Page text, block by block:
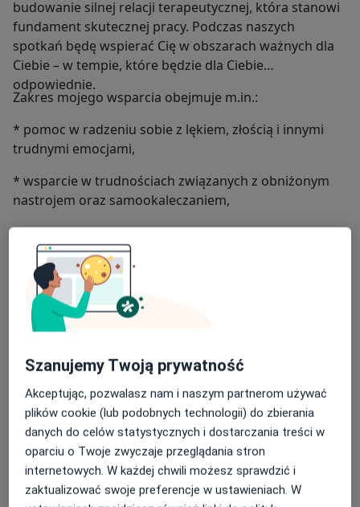
budowanie silnej relacji terapeutycznej, która stanowi
fundament skutecznej pracy. Podczas naszych
spotkań będę wspierać Cię w obszarach ważnych dla
Ciebie – w tempie, które będzie dla Ciebie
odpowiednie.
Zakres mojego wsparcia obejmuje m.in.:
* pomoc w radzeniu sobie z lękiem, złością i innymi
trudnymi emocjami,
* wsparcie w trudnościach związanych z obniżonym
nastrojem oraz samookaleczaniem,
* pracę nad relacjami i komunikacją,
* psychoedukację,
* proces poznawania i wzmacniania siebie,
* wsparcie rodziców w rozwijaniu kompetencji
Specjalizuję się w pracy nad trudnościami w relacjach
oraz w obszarze rozwoju osobistego i budowania
akceptacji siebie. W pracy korzystam z metod Dialogu
Motywującego, koncentrującego się na zasobach i
wewnętrznym potencjale klienta. Obecnie poszerzam
swoje kompetencje w ramach studiów
podyplomowych z psychotraumatologii.
Szanujemy Twoją prywatność
Akceptując, pozwalasz nam i naszym partnerom używać
plików cookie (lub podobnych technologii) do zbierania
danych do celów statystycznych i dostarczania treści w
oparciu o Twoje zwyczaje przeglądania stron
internetowych. W każdej chwili możesz sprawdzić i
zaktualizować swoje preferencje w ustawieniach. W